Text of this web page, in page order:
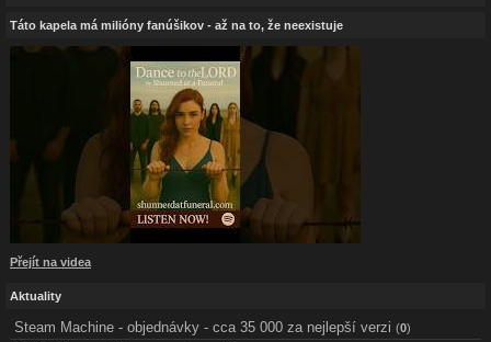
Táto kapela má milióny fanúšikov - až na to, že neexistuje
Přejít na videa
Aktuality
Steam Machine - objednávky - cca 35 000 za nejlepší verzi (0)